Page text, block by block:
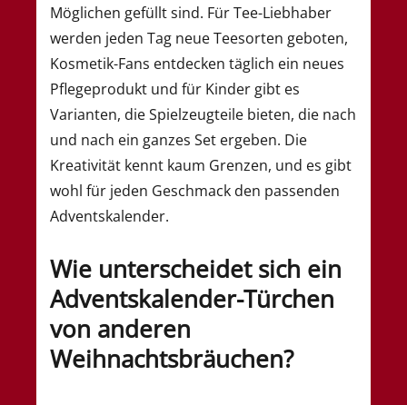
Möglichen gefüllt sind. Für Tee-Liebhaber
werden jeden Tag neue Teesorten geboten,
Kosmetik-Fans entdecken täglich ein neues
Pflegeprodukt und für Kinder gibt es
Varianten, die Spielzeugteile bieten, die nach
und nach ein ganzes Set ergeben. Die
Kreativität kennt kaum Grenzen, und es gibt
wohl für jeden Geschmack den passenden
Adventskalender.
Wie unterscheidet sich ein
Adventskalender-Türchen
von anderen
Weihnachtsbräuchen?